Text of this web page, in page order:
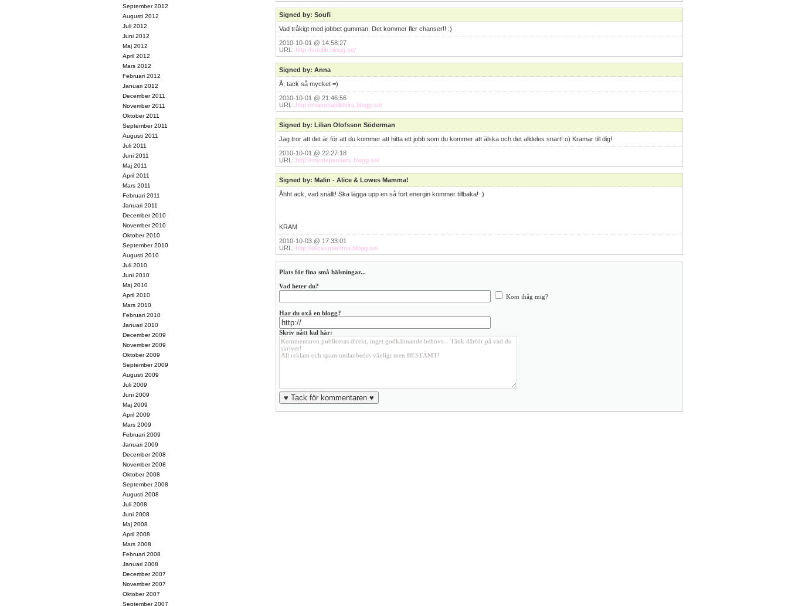
Signed by: Soufi
Vad tråkigt med jobbet gumman. Det kommer fler chanser!! :)
2010-10-01 @ 14:58:27
URL: http://soufih.blogg.se/
Signed by: Anna
Å, tack så mycket =)
2010-10-01 @ 21:46:56
URL: http://mammatillelvira.blogg.se/
Signed by: Lilian Olofsson Söderman
Jag tror att det är för att du kommer att hitta ett jobb som du kommer att älska och det alldeles snart!:o) Kramar till dig!
2010-10-01 @ 22:27:18
URL: http://mystepsisters.blogg.se/
Signed by: Malin - Alice & Lowes Mamma!
Åhht ack, vad snällt! Ska lägga upp en så fort energin kommer tillbaka! :)
KRAM
2010-10-03 @ 17:33:01
URL: http://alicesmamma.blogg.se/
Plats för fina små hälsningar...
Vad heter du?
Kom ihåg mig?
Har du oxå en blogg?
Skriv nått kul här:
September 2012
Augusti 2012
Juli 2012
Juni 2012
Maj 2012
April 2012
Mars 2012
Februari 2012
Januari 2012
December 2011
November 2011
Oktober 2011
September 2011
Augusti 2011
Juli 2011
Juni 2011
Maj 2011
April 2011
Mars 2011
Februari 2011
Januari 2011
December 2010
November 2010
Oktober 2010
September 2010
Augusti 2010
Juli 2010
Juni 2010
Maj 2010
April 2010
Mars 2010
Februari 2010
Januari 2010
December 2009
November 2009
Oktober 2009
September 2009
Augusti 2009
Juli 2009
Juni 2009
Maj 2009
April 2009
Mars 2009
Februari 2009
Januari 2009
December 2008
November 2008
Oktober 2008
September 2008
Augusti 2008
Juli 2008
Juni 2008
Maj 2008
April 2008
Mars 2008
Februari 2008
Januari 2008
December 2007
November 2007
Oktober 2007
September 2007